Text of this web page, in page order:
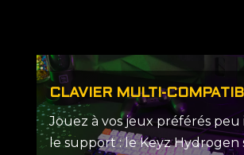
CLAVIER MULTI-
Jouez à vos jeux préférés
le support : le Keyz Hydrogen